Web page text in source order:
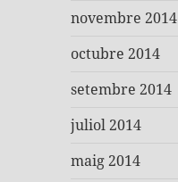
novembre 2014
octubre 2014
setembre 2014
juliol 2014
maig 2014